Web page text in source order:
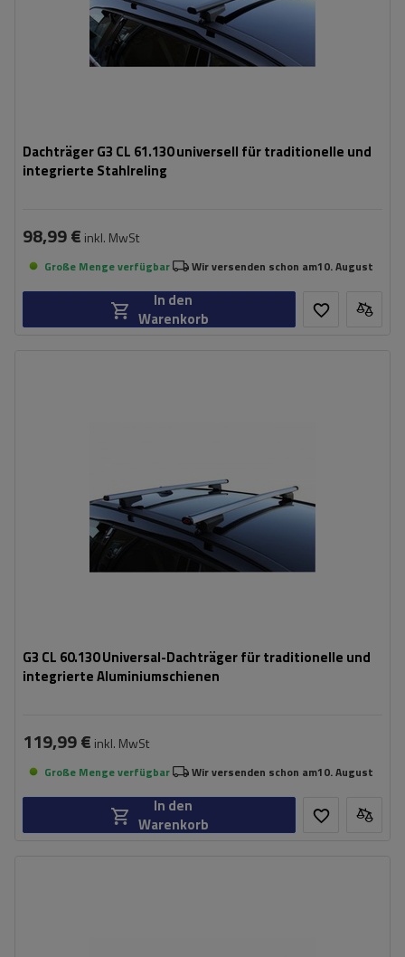
Dachträger G3 CL 61.130 universell für traditionelle und
integrierte Stahlreling
98,99 € inkl. MwSt
Große Menge verfügbar Wir versenden schon am10. August
In den
Warenkorb
G3 CL 60.130 Universal-Dachträger für traditionelle und
integrierte Aluminiumschienen
119,99 € inkl. MwSt
Große Menge verfügbar Wir versenden schon am10. August
In den
Warenkorb